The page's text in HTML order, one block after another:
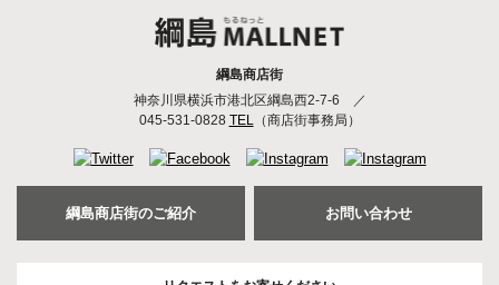
綱島商店街
神奈川県横浜市港北区綱島西2-7-6
／
045-531-0828 TEL（商店街事務局）
綱島商店街のご紹介 お問い合わせ